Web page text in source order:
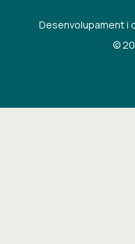
©
Desenvolupament i